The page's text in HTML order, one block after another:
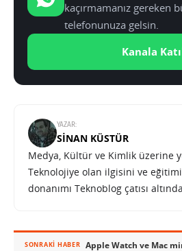
kaçırmamanız gereken
telefonunuza gelsin.
Kanala
YAZAR:
SINAN KÜSTÜR
Medya, Kültür ve Kimlik üzerine
Teknolojiye olan ilgisini ve
donanımı Teknoblog çatısı
SONRAKI HABER